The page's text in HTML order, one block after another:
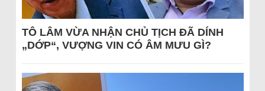
TÔ LÂM VỪA NHẬN CHỦ TỊCH ĐÃ DÍNH
„DỚP“, VƯỢNG VIN CÓ ÂM MƯU GÌ?